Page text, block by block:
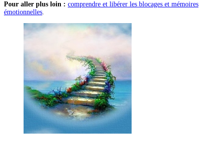
Pour aller plus loin : comprendre et libérer les blocages et mémoires
émotionnelles.